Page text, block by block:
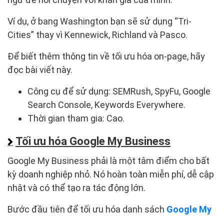
Ví dụ, ở bang Washington bạn sẽ sử dụng “Tri-
Cities” thay vì Kennewick, Richland và Pasco.
Để biết thêm thông tin về tối ưu hóa on-page, hãy
đọc bài viết này.
Công cụ để sử dụng: SEMRush, SpyFu, Google
Search Console, Keywords Everywhere.
Thời gian tham gia: Cao.
Tối ưu hóa Google My Business
Google My Business phải là một tâm điểm cho bất
kỳ doanh nghiệp nhỏ. Nó hoàn toàn miễn phí, dễ cập
nhật và có thể tạo ra tác động lớn.
Bước đầu tiên để tối ưu hóa danh sách Google My